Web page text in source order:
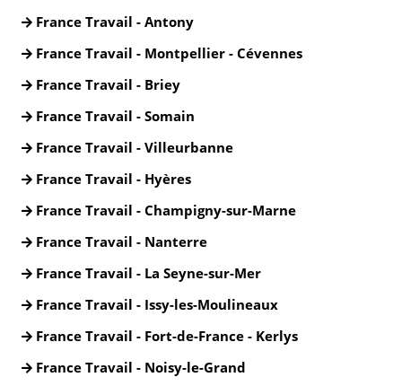
France Travail - Antony
France Travail - Montpellier - Cévennes
France Travail - Briey
France Travail - Somain
France Travail - Villeurbanne
France Travail - Hyères
France Travail - Champigny-sur-Marne
France Travail - Nanterre
France Travail - La Seyne-sur-Mer
France Travail - Issy-les-Moulineaux
France Travail - Fort-de-France - Kerlys
France Travail - Noisy-le-Grand